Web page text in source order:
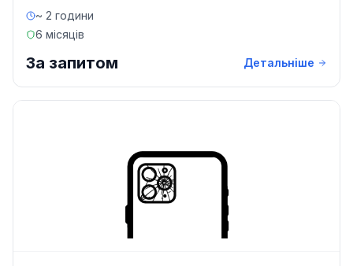
~ 2 години
6 місяців
За запитом Детальніше